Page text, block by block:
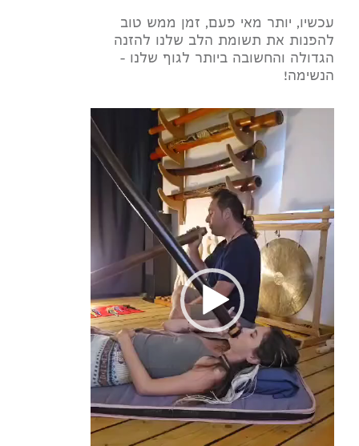
עכשיו, יותר מאי פעם, זמן ממש טוב
להפנות את תשומת הלב שלנו להזנה
הגדולה והחשובה ביותר לגוף שלנו -
הנשימה!